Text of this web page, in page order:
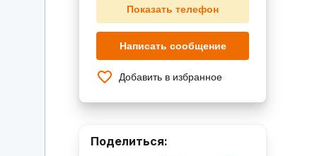
Показать телефон
Написать сообщение
Добавить в избранное
Поделиться: